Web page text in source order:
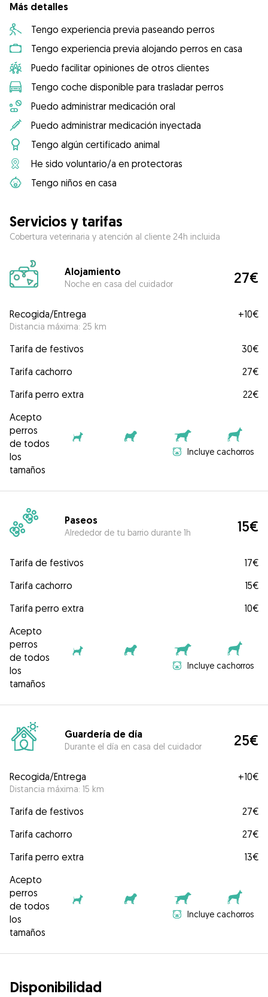
Más detalles
Tengo experiencia previa paseando perros
Tengo experiencia previa alojando perros en casa
Puedo facilitar opiniones de otros clientes
Tengo coche disponible para trasladar perros
Puedo administrar medicación oral
Puedo administrar medicación inyectada
Tengo algún certificado animal
He sido voluntario/a en protectoras
Tengo niños en casa
Servicios y tarifas
Cobertura veterinaria y atención al cliente 24h incluida
Alojamiento
Noche en casa del cuidador 27€
Recogida/Entrega
Distancia máxima: 25 km
+10€
Tarifa de festivos
30€
Tarifa cachorro
27€
Tarifa perro extra
22€
Acepto
perros
de todos
los
tamaños
Incluye cachorros
Paseos
Alrededor de tu barrio durante 1h 15€
Tarifa de festivos
17€
Tarifa cachorro
15€
Tarifa perro extra
10€
Acepto
perros
de todos
los
tamaños
Incluye cachorros
Guardería de día
Durante el día en casa del cuidador 25€
Recogida/Entrega
Distancia máxima: 15 km
+10€
Tarifa de festivos
27€
Tarifa cachorro
27€
Tarifa perro extra
13€
Acepto
perros
de todos
los
tamaños
Incluye cachorros
Disponibilidad